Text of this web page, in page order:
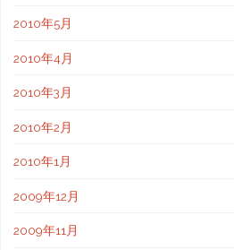
2010年5月
2010年4月
2010年3月
2010年2月
2010年1月
2009年12月
2009年11月